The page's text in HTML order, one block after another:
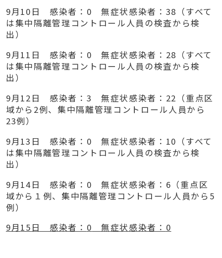
9月 10 日 感染者： 0 無症状感染者： 38 （すべて
は集中隔離管理コントロール人員の検査から検
出）
9月 11 日 感染者： 0 無症状感染者： 28 （すべて
は集中隔離管理コントロール人員の検査から検
出）
9月 12 日 感染者： 3 無症状感染者： 22 （重点区
域から 2例、集中隔離管理コントロール人員から
23例）
9月 13 日 感染者： 0 無症状感染者： 10 （すべて
は集中隔離管理コントロール人員の検査から検
出）
9月 14日 感染者： 0 無症状感染者： 6 （重点区
域から１例、集中隔離管理コントロール人員から 5
例）
9月 15 日 感染者： 0 無症状感染者： 0